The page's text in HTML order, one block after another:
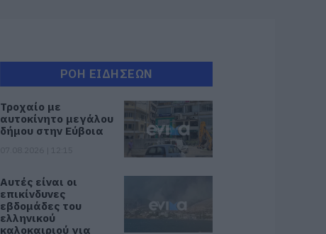
ΡΟΗ ΕΙΔΗΣΕΩΝ
Τροχαίο με
αυτοκίνητο μεγάλου
δήμου στην Εύβοια
Αυτές είναι οι
επικίνδυνες
εβδομάδες του
ελληνικού
καλοκαιριού για